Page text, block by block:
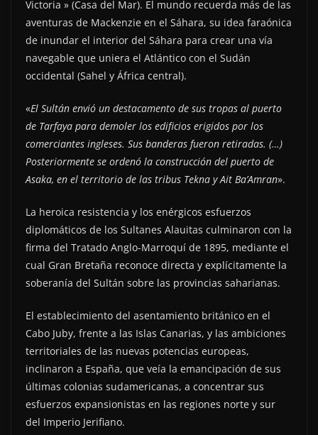
Victoria » (Casa del Mar). El mundo recuerda más de las
aventuras de Mackenzie en el Sáhara, su idea faraónica
de inundar el interior del Sáhara para crear una vía
navegable que uniera el Atlántico con el Sudán
occidental (Sahel y África central).
«El Sultán envió un destacamento de sus tropas al puerto
de Tarfaya para demoler los edificios erigidos por los
comerciantes ingleses. Sus banderas fueron retiradas. (…)
Posteriormente se ordenó la construcción del puerto de
Asaka, en el territorio de las tribus Tekna y Ait Ba’Amran».
La heroica resistencia y los enérgicos esfuerzos
diplomáticos de los Sultanes Alauitas culminaron con la
firma del Tratado Anglo-Marroquí de 1895, mediante el
cual Gran Bretaña reconoce directa y explícitamente la
soberanía del Sultán sobre las provincias saharianas.
El establecimiento del asentamiento británico en el
Cabo Juby, frente a las Islas Canarias, y las ambiciones
territoriales de las nuevas potencias europeas,
inclinaron a España, que veía la emancipación de sus
últimas colonias sudamericanas, a concentrar sus
esfuerzos expansionistas en las regiones norte y sur
del Imperio Jerifiano.